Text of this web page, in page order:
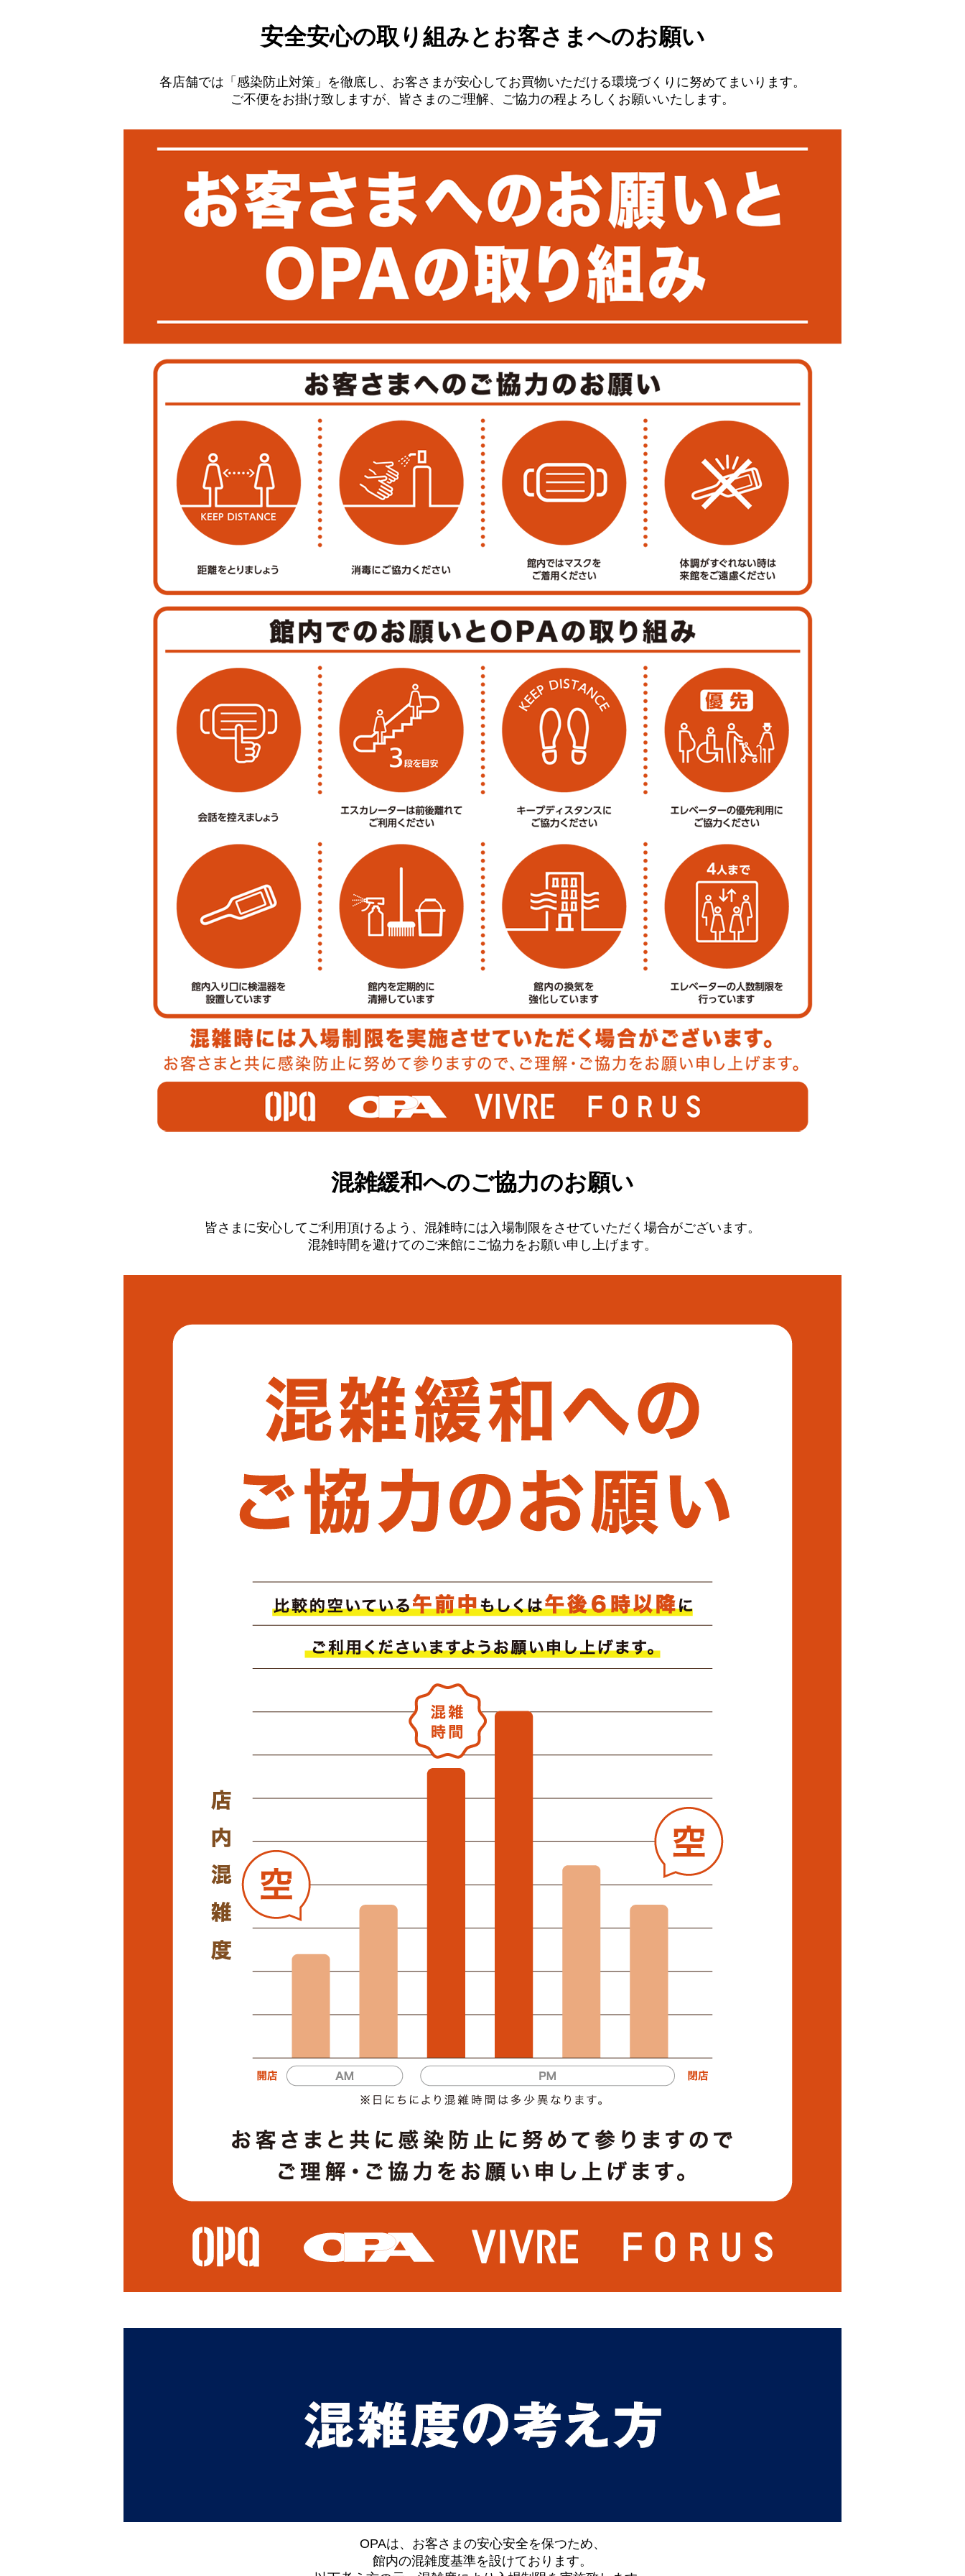
安全安心の取り組みと お客さまへのお願い
各店舗では「感染防止対策」を徹底し、お客さまが安心してお買物いただける環境づくりに努めてまいります。
ご不便をお掛け致しますが、皆さまのご理解、ご協力の程よろしくお願いいたします。
混雑緩和へのご協力のお願い
皆さまに安心してご利用頂けるよう、混雑時には入場制限をさせていただく場合がございます。
混雑時間を避けてのご来館にご協力をお願い申し上げます。
OPAは、お客さまの安心安全を保つため、
館内の混雑度基準を設けております。